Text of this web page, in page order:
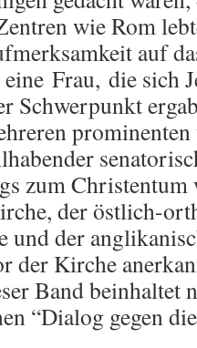
wie Rom
auf
Frau, die sich
Schwerpunkt
zum
der östlich-
der
der Kirche
Band beinhaltet
“Dialog gegen